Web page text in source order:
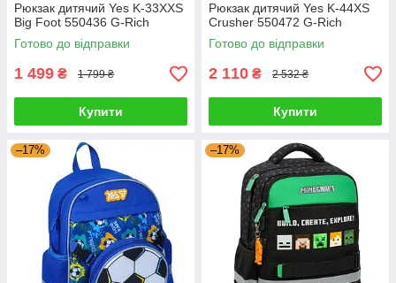
Рюкзак дитячий Yes K-33XXS
Big Foot 550436 G-Rich
Готово до відправки
1 499 ₴ 1 799 ₴
Купити
Рюкзак дитячий Yes K-44XS
Crusher 550472 G-Rich
Готово до відправки
2 110 ₴ 2 532 ₴
Купити
–17% –17%